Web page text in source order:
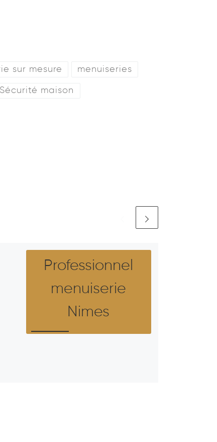
sur mesure menuiseries
Sécurité maison
Professionnel
menuiserie
Nimes